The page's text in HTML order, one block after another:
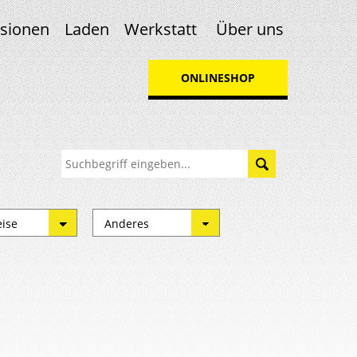
Laden Werkstatt Über uns
ONLINESHOP